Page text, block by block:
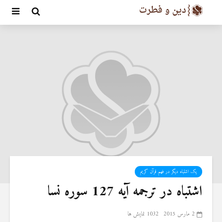
یک اشتباه دیگر در فهم قرآن کریم
اشتباه در ترجمه آیه 127 سوره نسا
2 مارس 2015 1032 نمایش ها